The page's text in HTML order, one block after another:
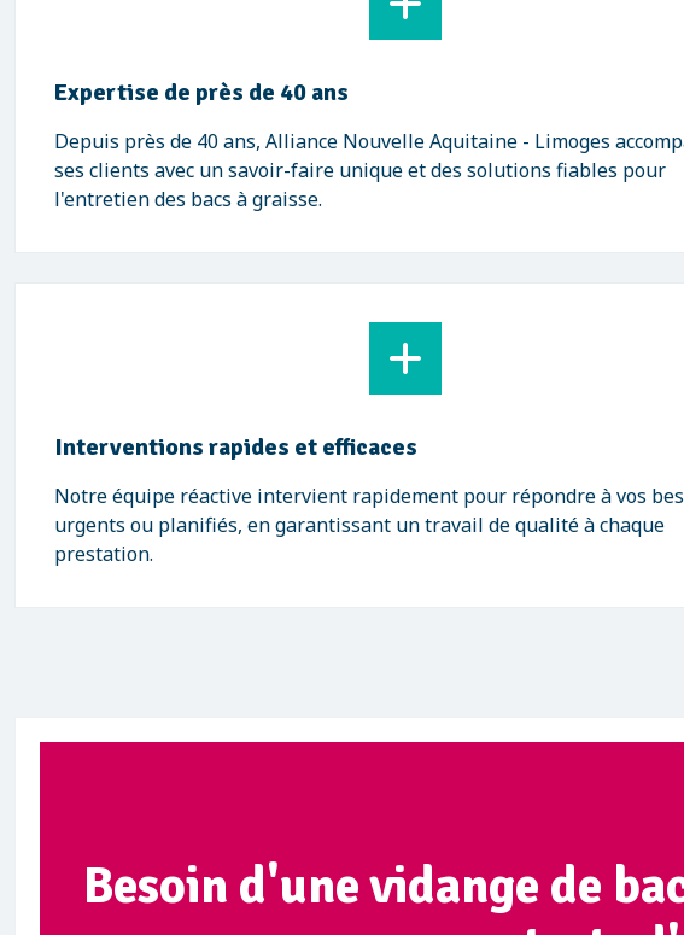
Expertise de près de 40 ans
Depuis près de 40 ans, Alliance Nouvelle Aquitaine - Limoges
ses clients avec un savoir-faire unique et des solutions fiables pour
l'entretien des bacs à graisse.
Interventions rapides et efficaces
Notre équipe réactive intervient rapidement pour répondre à vos
urgents ou planifiés, en garantissant un travail de qualité à chaque
prestation.
Besoin d'une vidange de